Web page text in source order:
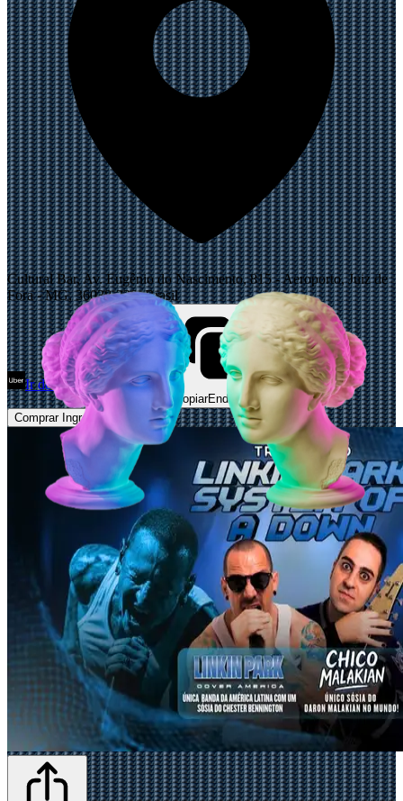
Cultural Bar, Av. Eugênio do Nascimento, 815 - Aeroporto, Juiz de
Fora - MG, 36038-330, Brasil
Ir de Uber Abrir Maps
CopiarEndereço
Comprar Ingressos